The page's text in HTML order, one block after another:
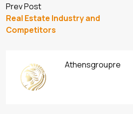
Prev Post
Real Estate Industry and
Competitors
Athensgroupre